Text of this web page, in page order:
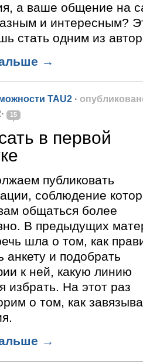
а ваше общение на
и интересным?
стать одним из
→
TAU2 ·
15
в первой
публиковать
соблюдение
общаться более
В предыдущих
шла о том, как
анкету и подобрать
к ней, какую линию
избрать. На этот раз
о том, как
→